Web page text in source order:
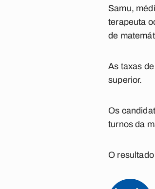
Samu,
terapeuta
de
As taxas
superior.
Os
turnos da
O